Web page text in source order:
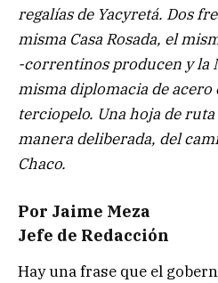
regalías de Yacyretá. Dos
misma Casa Rosada, el
-correntinos producen y la
misma diplomacia de acero
terciopelo. Una hoja de
manera deliberada, del
Chaco.
Por Jaime Meza
Jefe de Redacción
Hay una frase que el